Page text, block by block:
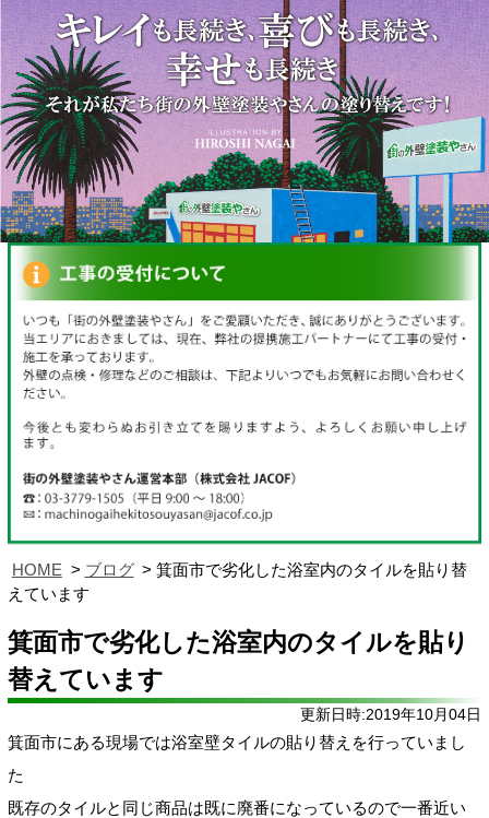
HOME ブログ
箕面市で劣化した浴室内のタイルを貼り替
えています
箕面市で劣化した浴室内のタイルを貼り
替えています
更新日時:2019年10月04日
箕面市にある現場では浴室壁タイルの貼り替えを行っていまし
た
既存のタイルと同じ商品は既に廃番になっているので一番近い